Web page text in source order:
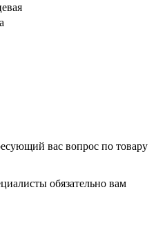
вас вопрос по товару
обязательно вам